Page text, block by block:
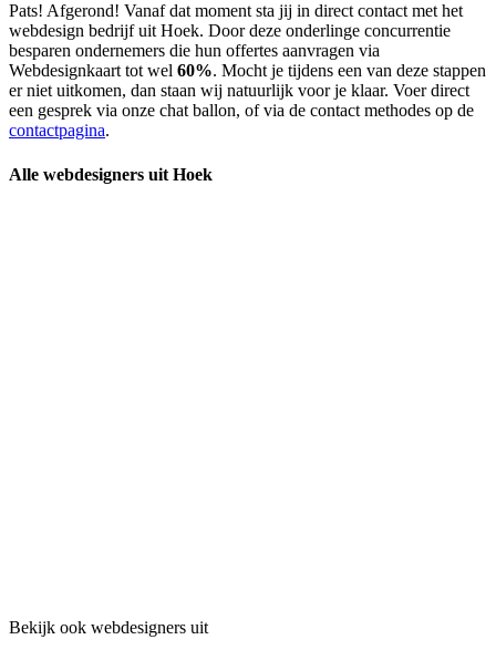
Pats! Afgerond! Vanaf dat moment sta jij in direct contact met het
webdesign bedrijf uit Hoek. Door deze onderlinge concurrentie
besparen ondernemers die hun offertes aanvragen via
Webdesignkaart tot wel 60%. Mocht je tijdens een van deze stappen
er niet uitkomen, dan staan wij natuurlijk voor je klaar. Voer direct
een gesprek via onze chat ballon, of via de contact methodes op de
contactpagina.
Alle webdesigners uit Hoek
Bekijk ook webdesigners uit